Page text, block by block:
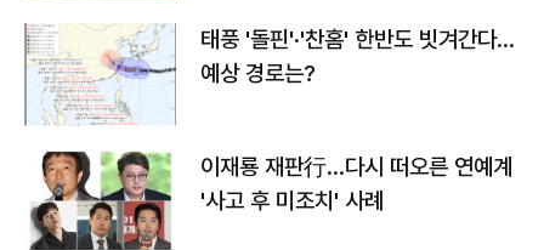
태풍 '돌핀'·'찬홈' 한반도 빗겨간다…
예상 경로는?
이재룡 재판行…다시 떠오른 연예계
'사고 후 미조치' 사례